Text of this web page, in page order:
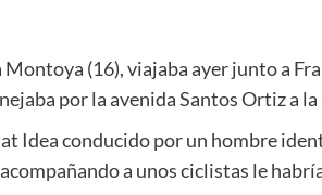
(16), viajaba ayer junto a
por la avenida Santos Ortiz a
Idea conducido por un hombre
a unos ciclistas le